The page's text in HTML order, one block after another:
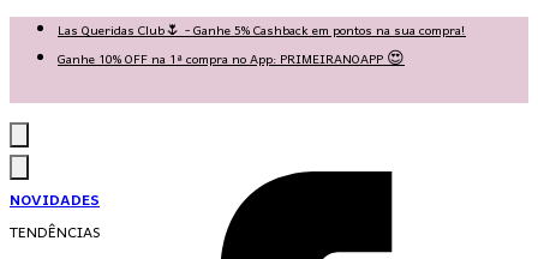
Las Queridas Club🌷 - Ganhe 5% Cashback em pontos na sua compra!
Ganhe 10% OFF na 1ª compra no App: PRIMEIRANOAPP 😍
NOVIDADES
TENDÊNCIAS